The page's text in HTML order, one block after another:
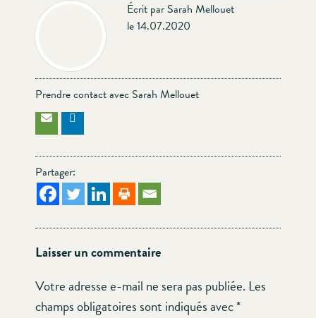
Écrit par Sarah Mellouet
le 14.07.2020
Prendre contact avec Sarah Mellouet
Partager:
Laisser un commentaire
Votre adresse e-mail ne sera pas publiée. Les
champs obligatoires sont indiqués avec*